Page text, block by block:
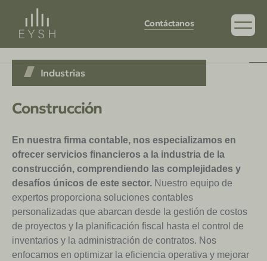
Contáctanos
Industrias
Construcción
En nuestra firma contable, nos especializamos en
ofrecer servicios financieros a la industria de la
construcción, comprendiendo las complejidades y
desafíos únicos de este sector. Nuestro equipo de
expertos proporciona soluciones contables
personalizadas que abarcan desde la gestión de costos
de proyectos y la planificación fiscal hasta el control de
inventarios y la administración de contratos. Nos
enfocamos en optimizar la eficiencia operativa y mejorar